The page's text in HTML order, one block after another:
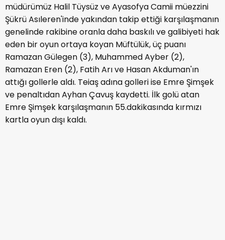
müdürümüz Halil Tüysüz ve Ayasofya Camii müezzini
Şükrü Asıleren'inde yakından takip ettiği karşılaşmanın
genelinde rakibine oranla daha baskılı ve galibiyeti hak
eden bir oyun ortaya koyan Müftülük, üç puanı
Ramazan Gülegen (3), Muhammed Ayber (2),
Ramazan Eren (2), Fatih Arı ve Hasan Akduman'ın
attığı gollerle aldı. Teiaş adına golleri ise Emre Şimşek
ve penaltıdan Ayhan Çavuş kaydetti. İlk golü atan
Emre Şimşek karşılaşmanın 55.dakikasında kırmızı
kartla oyun dışı kaldı.